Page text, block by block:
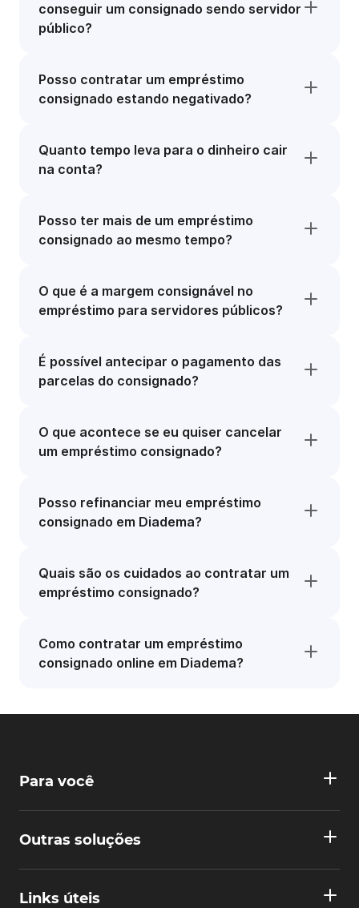
conseguir um consignado sendo servidor
público?
Posso contratar um empréstimo
consignado estando negativado?
Quanto tempo leva para o dinheiro cair
na conta?
Posso ter mais de um empréstimo
consignado ao mesmo tempo?
O que é a margem consignável no
empréstimo para servidores públicos?
É possível antecipar o pagamento das
parcelas do consignado?
O que acontece se eu quiser cancelar
um empréstimo consignado?
Posso refinanciar meu empréstimo
consignado em Diadema?
Quais são os cuidados ao contratar um
empréstimo consignado?
Como contratar um empréstimo
consignado online em Diadema?
Para você
Outras soluções
Links úteis